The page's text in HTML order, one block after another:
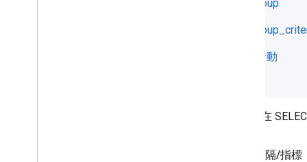
ad_group
廣告活動
您可以在
區隔/指標